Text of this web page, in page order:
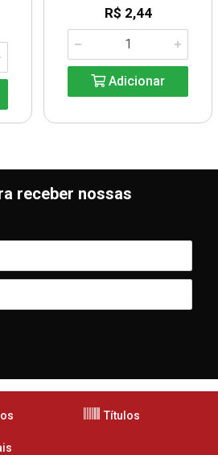
R$ 2,44
Adicionar
receber nossas
Títulos